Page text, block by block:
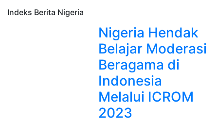
Indeks Berita Nigeria
Nigeria Hendak
Belajar Moderasi
Beragama di
Indonesia
Melalui ICROM
2023